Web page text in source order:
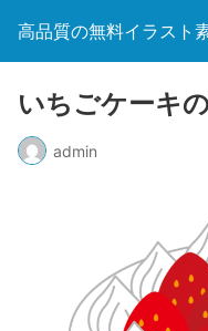
高品質の無料イラスト
いちごケーキ
admin